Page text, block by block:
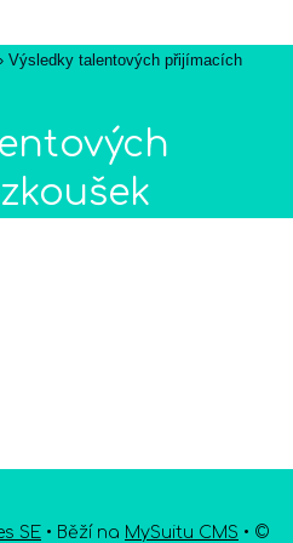
Výsledky talentových přijímacích
SE • Běží na MySuitu CMS • ©